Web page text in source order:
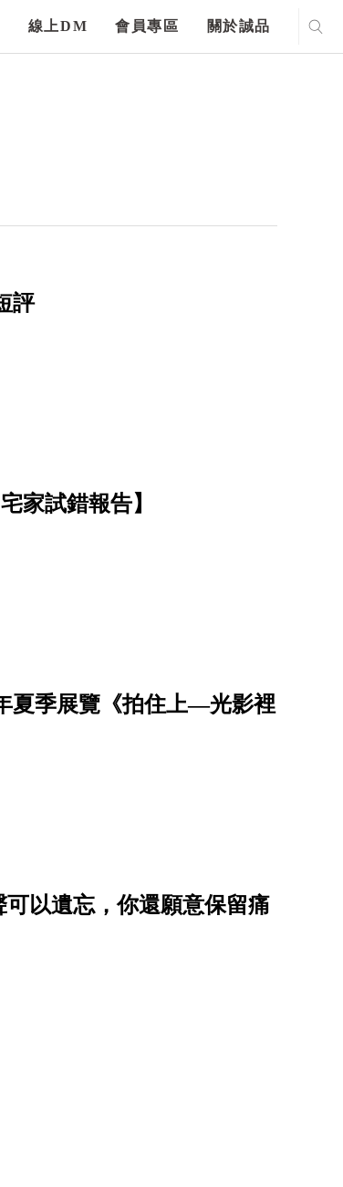
線上DM 會員專區 關於誠品
評
家試錯報告】
夏季展覽《拍住上—光影裡
以遺忘，你還願意保留痛